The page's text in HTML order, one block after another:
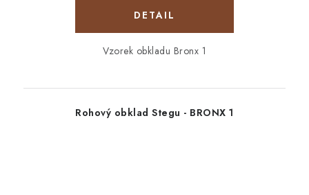
Vzorek obkladu Bronx 1
Rohový obklad Stegu - BRONX 1